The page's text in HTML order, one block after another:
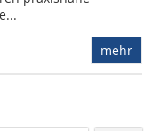
mehr